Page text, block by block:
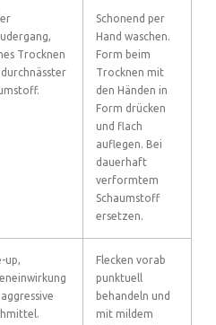
Trocknen
Schonend per
Hand waschen.
Form beim
Trocknen mit
den Händen in
Form drücken
und flach
auflegen. Bei
dauerhaft
verformtem
Schaumstoff
ersetzen.
up,
Flecken vorab
punktuell
behandeln und
mit mildem